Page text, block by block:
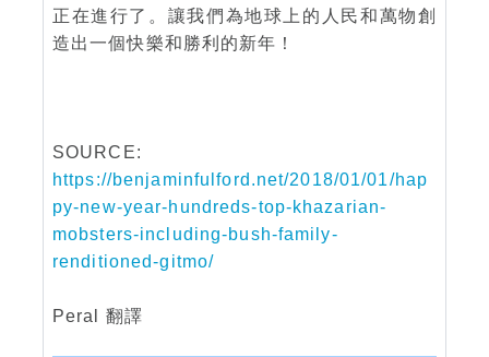
正在進行了。讓我們為地球上的人民和萬物創
造出一個快樂和勝利的新年！
SOURCE:
https://benjaminfulford.net/2018/01/01/hap
py-new-year-hundreds-top-khazarian-
mobsters-including-bush-family-
renditioned-gitmo/
Peral 翻譯